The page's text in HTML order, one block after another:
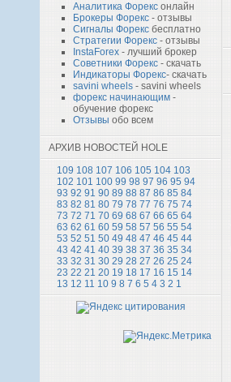
Аналитика Форекс онлайн
Брокеры Форекс - отзывы
Сигналы Форекс бесплатно
Стратегии Форекс - отзывы
InstaForex - лучший брокер
Советники Форекс - скачать
Индикаторы Форекс- скачать
savini wheels - savini wheels
форекс начинающим -
обучение форекс
Отзывы обо всем
АРХИВ НОВОСТЕЙ HOLE
109 108 107 106 105 104 103
102 101 100 99 98 97 96 95 94
93 92 91 90 89 88 87 86 85 84
83 82 81 80 79 78 77 76 75 74
73 72 71 70 69 68 67 66 65 64
63 62 61 60 59 58 57 56 55 54
53 52 51 50 49 48 47 46 45 44
43 42 41 40 39 38 37 36 35 34
33 32 31 30 29 28 27 26 25 24
23 22 21 20 19 18 17 16 15 14
13 12 11 10 9 8 7 6 5 4 3 2 1